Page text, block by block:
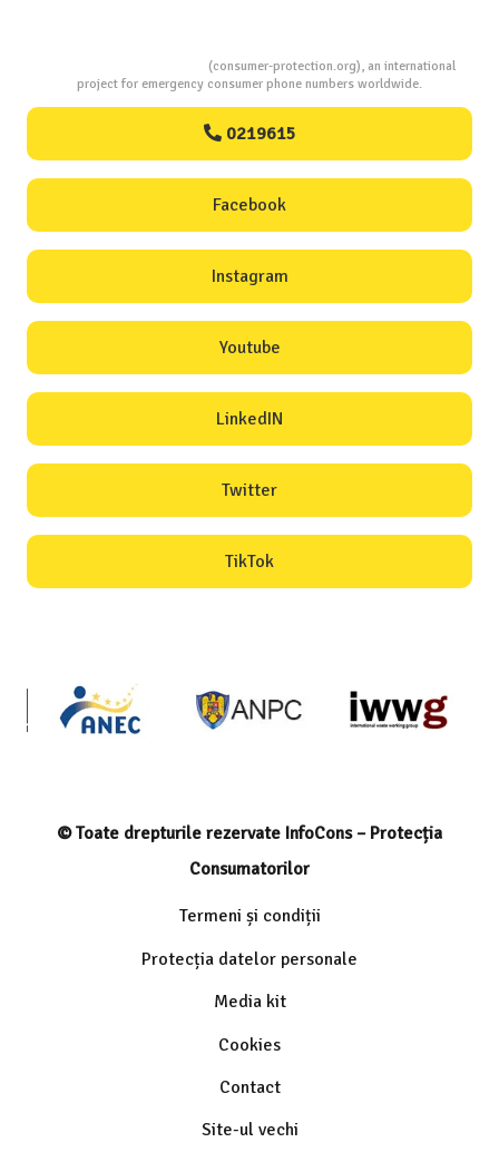
(consumer-protection.org), an international
project for emergency consumer phone numbers worldwide.
0219615
Facebook
Instagram
Youtube
LinkedIN
Twitter
TikTok
© Toate drepturile rezervate InfoCons – Protecția
Consumatorilor
Termeni și condiții
Protecția datelor personale
Media kit
Cookies
Contact
Site-ul vechi